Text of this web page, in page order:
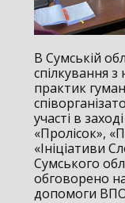
В Сумській
спілкування
практик
участі в
«Пролісок»,
«Ініціативи
Сумського
обговорено
допомоги ВПО